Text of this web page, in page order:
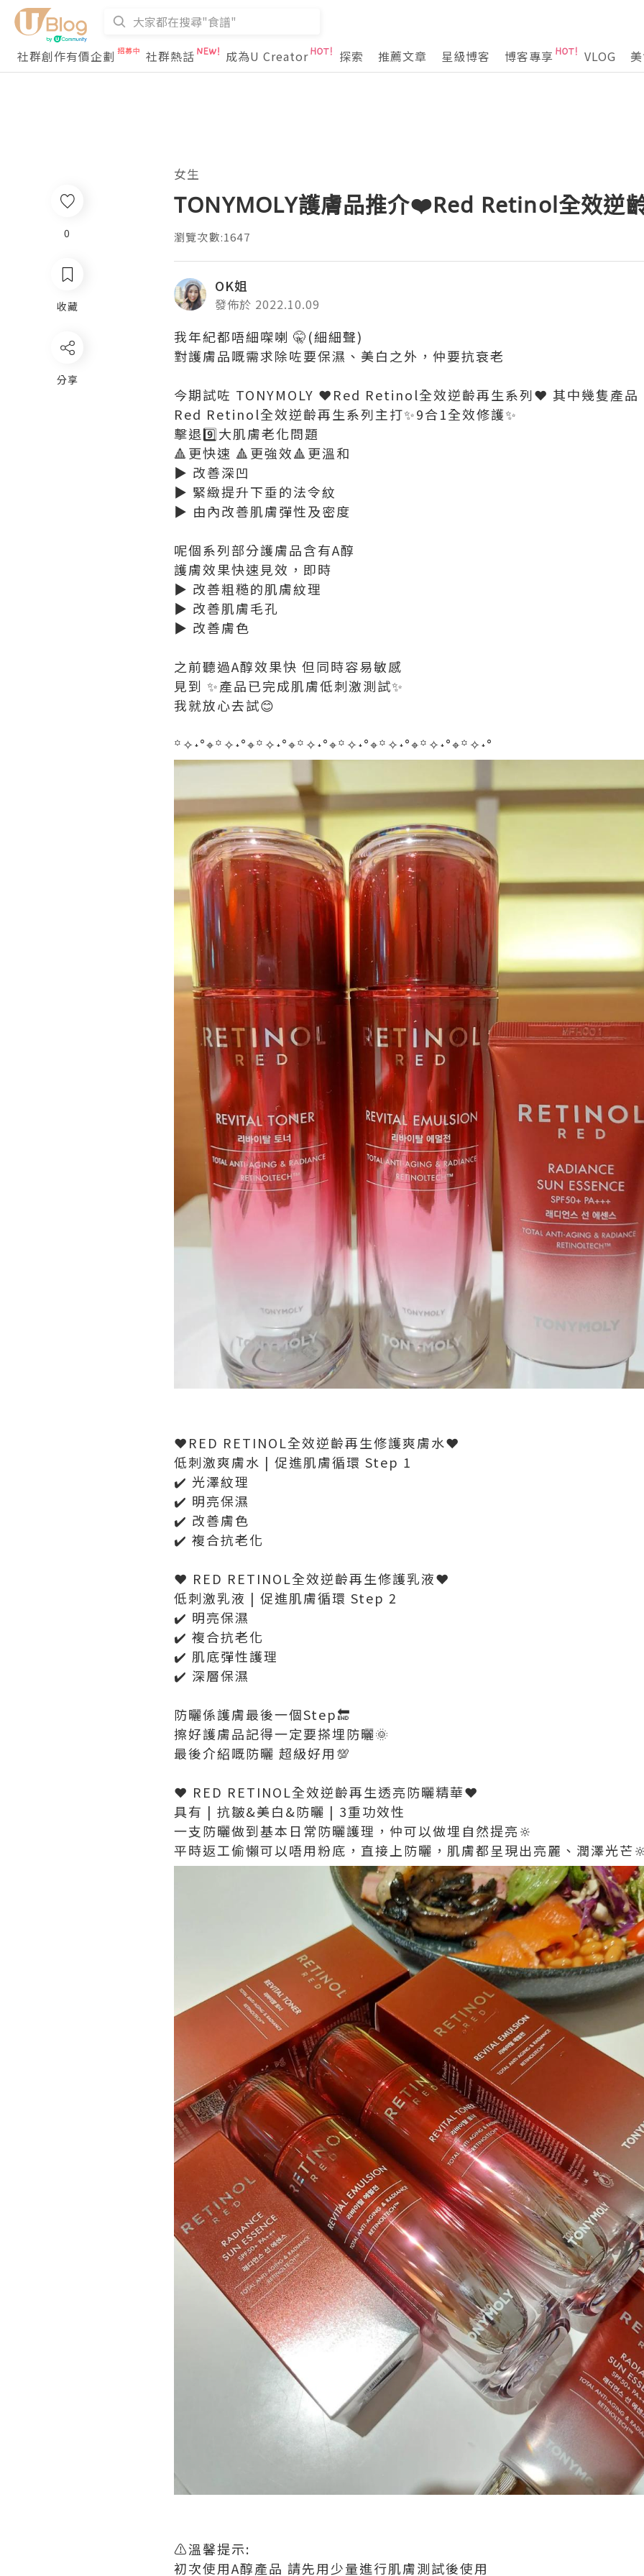
社群創作有價企劃 社群熱話 成為U Creator 探索 推薦文章 星級博客 博客專享 VLOG
0
收藏
分享
女生
TONYMOLY護膚品推介❤️Red Retinol全效逆
瀏覽次數:1647
OK姐
發佈於 2022.10.09
我年紀都唔細㗎喇 🤫(細細聲)
對護膚品嘅需求除咗要保濕、美白之外，仲要抗衰老
今期試咗 TONYMOLY ❤️Red Retinol全效逆齡再生系列❤️ 其中幾隻產品
Red Retinol全效逆齡再生系列主打✨9合1全效修護✨
擊退9️⃣大肌膚老化問題
🔺更快速 🔺更強效🔺更溫和
▶️ 改善深凹
▶️ 緊緻提升下垂的法令紋
▶️ 由內改善肌膚彈性及密度
呢個系列部分護膚品含有A醇
護膚效果快速見效，即時
▶️ 改善粗糙的肌膚紋理
▶️ 改善肌膚毛孔
▶️ 改善膚色
之前聽過A醇效果快 但同時容易敏感
見到 ✨產品已完成肌膚低刺激測試✨
我就放心去試😊
꙳✧˖°⌖꙳✧˖°⌖꙳✧˖°⌖꙳✧˖°⌖꙳✧˖°⌖꙳✧˖°⌖꙳✧˖°⌖꙳✧˖°
❤️RED RETINOL全效逆齡再生修護爽膚水❤️
低刺激爽膚水 | 促進肌膚循環 Step 1
✔️ 光澤紋理
✔️ 明亮保濕
✔️ 改善膚色
✔️ 複合抗老化
❤️ RED RETINOL全效逆齡再生修護乳液❤️
低刺激乳液 | 促進肌膚循環 Step 2
✔️ 明亮保濕
✔️ 複合抗老化
✔️ 肌底彈性護理
✔️ 深層保濕
防曬係護膚最後一個Step🔚
擦好護膚品記得一定要搽埋防曬🌞
最後介紹嘅防曬 超級好用💯
❤️ RED RETINOL全效逆齡再生透亮防曬精華❤️
具有 | 抗皺&美白&防曬 | 3重功效性
一支防曬做到基本日常防曬護理，仲可以做埋自然提亮🔆
平時返工偷懶可以唔用粉底，直接上防曬，肌膚都呈現出亮麗、潤澤光芒
⚠️溫馨提示:
初次使用A醇產品 請先用少量進行肌膚測試後使用